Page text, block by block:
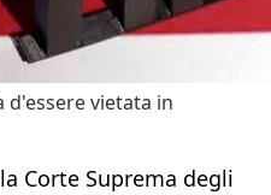
d'essere vietata in
Corte Suprema degli